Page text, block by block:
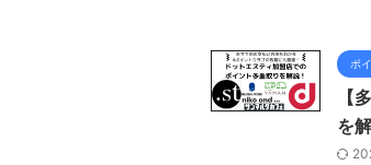
ポ
【
を